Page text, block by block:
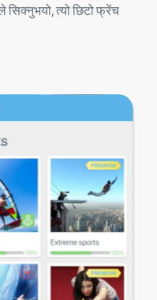
सिक्नुभयो, त्यो छिटो फ्रेंच